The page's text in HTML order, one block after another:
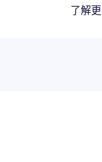
了解